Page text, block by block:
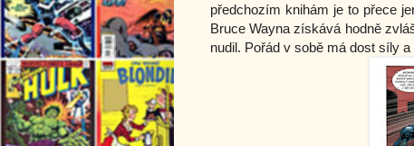
předchozím knihám je to přece
Bruce Wayna získává hodně
nudil. Pořád v sobě má dost síly